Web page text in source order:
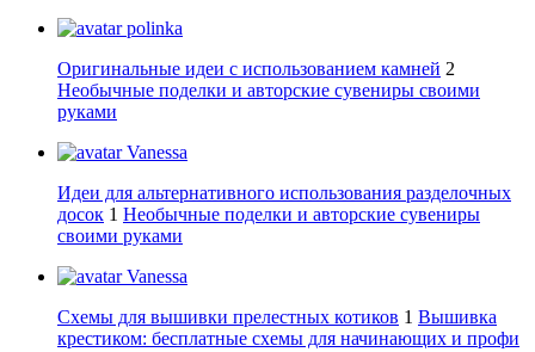
polinka
Оригинальные идеи с использованием камней 2
Необычные поделки и авторские сувениры своими
руками
Vanessa
Идеи для альтернативного использования разделочных
досок 1 Необычные поделки и авторские сувениры
своими руками
Vanessa
Схемы для вышивки прелестных котиков 1 Вышивка
крестиком: бесплатные схемы для начинающих и профи